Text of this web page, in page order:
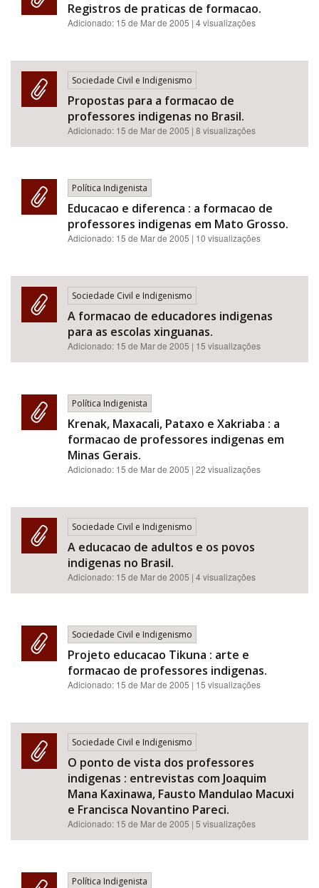
Área Protegida
Registros de praticas de formacao.
Adicionado: 15 de Mar de 2005 | 4 visualizações
Sociedade Civil e Indigenismo
Propostas para a formacao de
professores indigenas no Brasil.
Adicionado: 15 de Mar de 2005 | 8 visualizações
Política Indigenista
Educacao e diferenca : a formacao de
professores indigenas em Mato Grosso.
Adicionado: 15 de Mar de 2005 | 10 visualizações
Sociedade Civil e Indigenismo
A formacao de educadores indigenas
para as escolas xinguanas.
Adicionado: 15 de Mar de 2005 | 15 visualizações
Política Indigenista
Krenak, Maxacali, Pataxo e Xakriaba : a
formacao de professores indigenas em
Minas Gerais.
Adicionado: 15 de Mar de 2005 | 22 visualizações
Sociedade Civil e Indigenismo
A educacao de adultos e os povos
indigenas no Brasil.
Adicionado: 15 de Mar de 2005 | 4 visualizações
Sociedade Civil e Indigenismo
Projeto educacao Tikuna : arte e
formacao de professores indigenas.
Adicionado: 15 de Mar de 2005 | 15 visualizações
Sociedade Civil e Indigenismo
O ponto de vista dos professores
indigenas : entrevistas com Joaquim
Mana Kaxinawa, Fausto Mandulao Macuxi
e Francisca Novantino Pareci.
Adicionado: 15 de Mar de 2005 | 5 visualizações
Política Indigenista